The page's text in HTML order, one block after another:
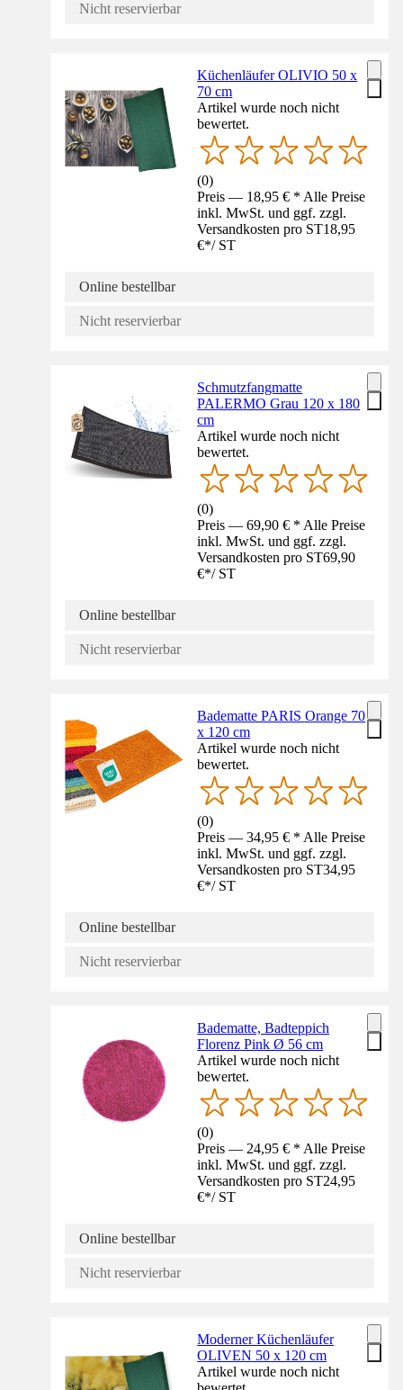
Nicht reservierbar
Küchenläufer OLIVIO 50 x
70 cm
Artikel wurde noch nicht
bewertet.
(0)
Preis — 18,95 € * Alle Preise
inkl. MwSt. und ggf. zzgl.
Versandkosten pro ST18,95
€*/ ST
Online bestellbar
Nicht reservierbar
Schmutzfangmatte
PALERMO Grau 120 x 180
cm
Artikel wurde noch nicht
bewertet.
(0)
Preis — 69,90 € * Alle Preise
inkl. MwSt. und ggf. zzgl.
Versandkosten pro ST69,90
€*/ ST
Online bestellbar
Nicht reservierbar
Badematte PARIS Orange 70
x 120 cm
Artikel wurde noch nicht
bewertet.
(0)
Preis — 34,95 € * Alle Preise
inkl. MwSt. und ggf. zzgl.
Versandkosten pro ST34,95
€*/ ST
Online bestellbar
Nicht reservierbar
Badematte, Badteppich
Florenz Pink Ø 56 cm
Artikel wurde noch nicht
bewertet.
(0)
Preis — 24,95 € * Alle Preise
inkl. MwSt. und ggf. zzgl.
Versandkosten pro ST24,95
€*/ ST
Online bestellbar
Nicht reservierbar
Moderner Küchenläufer
OLIVEN 50 x 120 cm
Artikel wurde noch nicht